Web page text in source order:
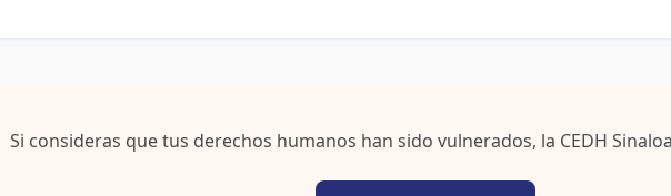
h
Si consideras que tus derechos humanos han sido vulnerados, la CEDH